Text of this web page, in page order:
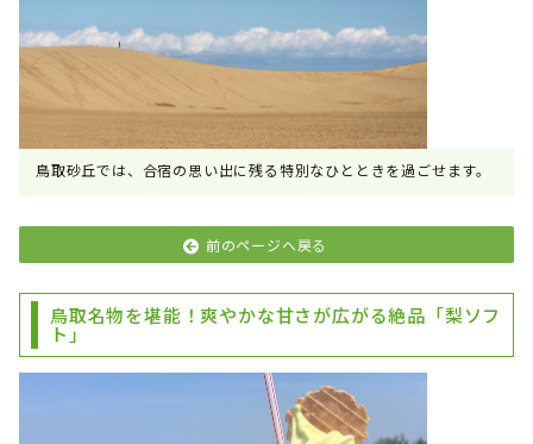
鳥取砂丘では、合宿の思い出に残る特別なひとときを過ごせます。
前のページへ戻る
鳥取名物を堪能！爽やかな甘さが広がる絶品「梨ソフ
ト」